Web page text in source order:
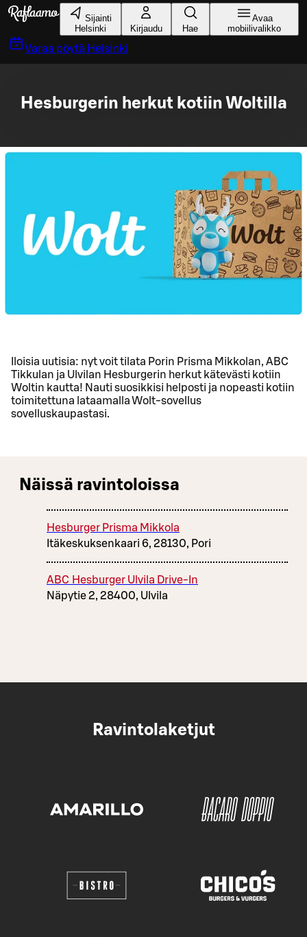
Siirry pääsisältöön
Sijainti
Helsinki
Kirjaudu Hae
Avaa
mobiilivalikko
Varaa pöytä Helsinki
Hesburgerin herkut kotiin Woltilla
Iloisia uutisia: nyt voit tilata Porin Prisma Mikkolan, ABC
Tikkulan ja Ulvilan Hesburgerin herkut kätevästi kotiin
Woltin kautta! Nauti suosikkisi helposti ja nopeasti kotiin
toimitettuna lataamalla Wolt-sovellus
sovelluskaupastasi.
Näissä ravintoloissa
Hesburger Prisma Mikkola
Itäkeskuksenkaari 6, 28130, Pori
ABC Hesburger Ulvila Drive-In
Näpytie 2, 28400, Ulvila
Ravintolaketjut